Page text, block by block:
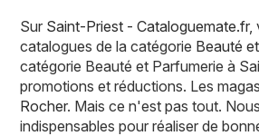
Sur Saint-Priest - Cataloguemate.fr,
catalogues de la catégorie Beauté
catégorie Beauté et Parfumerie à
promotions et réductions. Les
Rocher. Mais ce n'est pas tout.
indispensables pour réaliser de